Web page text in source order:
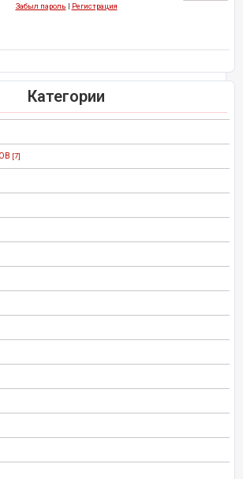
Забыл пароль | Регистрация
Категории
[7]